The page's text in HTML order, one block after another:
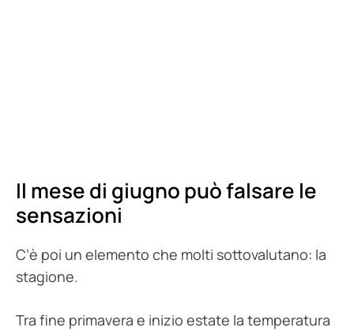
Il mese di giugno può falsare le
sensazioni
C’è poi un elemento che molti sottovalutano: la
stagione.
Tra fine primavera e inizio estate la temperatura